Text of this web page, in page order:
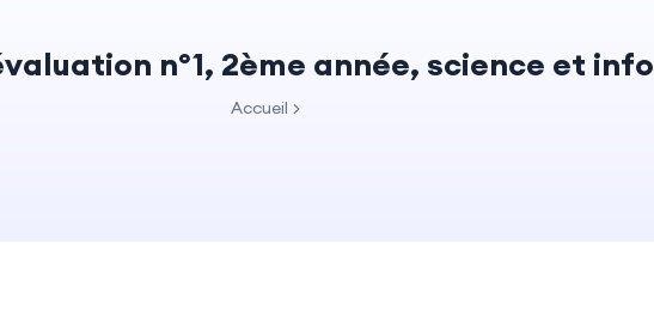
n°1, 2ème année, science et info
Accueil